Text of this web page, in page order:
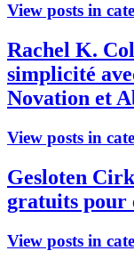
View posts in
Rachel K.
simplicité
Novation et
View posts in
Gesloten
gratuits pour
View posts in